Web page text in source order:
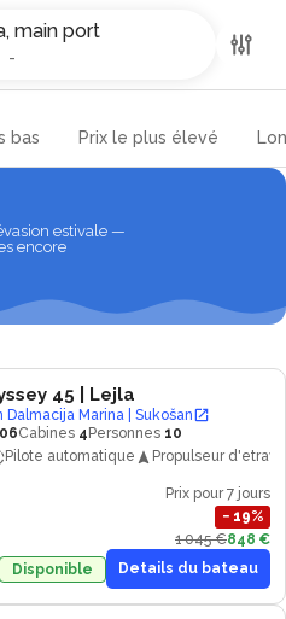
main port
-
et bateaux à
bas Prix le plus élevé
estivale —
encore
45 | Lejla
Dalmacija Marina | Sukošan
Cabines 4 Personnes 10
Pilote automatique Propulseur d'etrave
Prix pour 7 jours
− 19%
1 045 €848 €
Disponible
Details du bateau